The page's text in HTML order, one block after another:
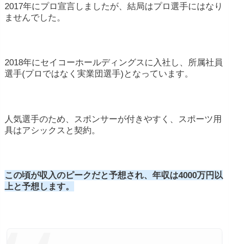
2017年にプロ宣言しましたが、結局はプロ選手にはなり
ませんでした。
2018年にセイコーホールディングスに入社し、所属社員
選手(プロではなく実業団選手)となっています。
人気選手のため、スポンサーが付きやすく、スポーツ用
具はアシックスと契約。
この頃が収入のピークだと予想され、年収は4000万円以
上と予想します。